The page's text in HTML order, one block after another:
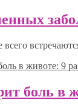
всего
боль в